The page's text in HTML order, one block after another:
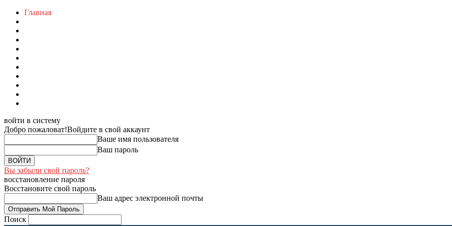
Главная
войти в систему
Добро пожаловат!Войдите в свой аккаунт
Ваше имя пользователя
Ваш пароль
Вы забыли свой пароль?
восстановление пароля
Восстановите свой пароль
Ваш адрес электронной почты
Поиск